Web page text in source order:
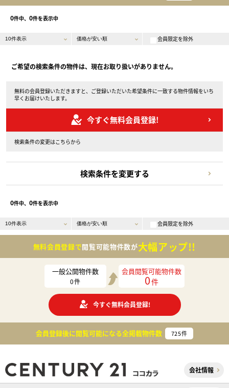
0件中、 0件を表示中
会員限定を除外
ご希望の検索条件の物件は、現在お取り扱いがありません。
無料の会員登録いただきますと、ご登録いただいた希望条件に一致する物件情報をいち
早くお届けいたします。
今すぐ無料会員登録!
検索条件の変更はこちらから
検索条件を変更する
0件中、 0件を表示中
会員限定を除外
無料会員登録で閲覧可能物件数が大幅アップ!!
一般公開物件数
0件
会員閲覧可能物件数
0件
今すぐ無料会員登録!
会員登録後に閲覧可能になる全掲載物件数 725件
会社情報